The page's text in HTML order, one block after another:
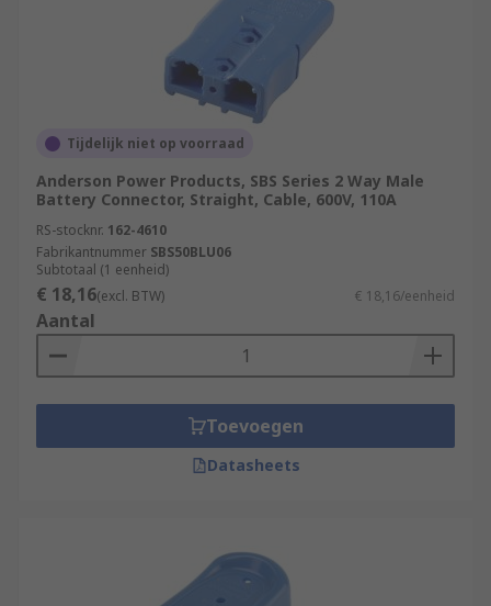
Tijdelijk niet op voorraad
Anderson Power Products, SBS Series 2 Way Male
Battery Connector, Straight, Cable, 600V, 110A
RS-stocknr. 162-4610
Fabrikantnummer SBS50BLU06
Subtotaal (1 eenheid)
€ 18,16(excl. BTW) € 18,16/eenheid
Aantal
Toevoegen
Datasheets